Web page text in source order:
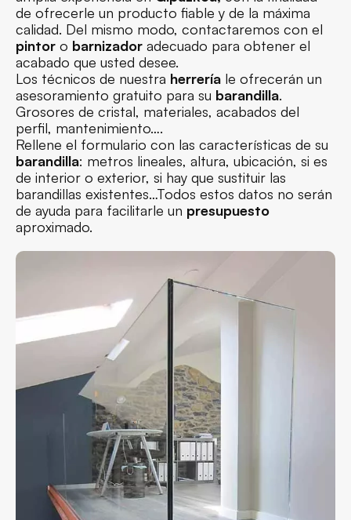
de ofrecerle un producto fiable y de la máxima
calidad. Del mismo modo, contactaremos con el
pintor o barnizador adecuado para obtener el
acabado que usted desee.
Los técnicos de nuestra herrería le ofrecerán un
asesoramiento gratuito para su barandilla.
Grosores de cristal, materiales, acabados del
perfil, mantenimiento….
Rellene el formulario con las características de su
barandilla: metros lineales, altura, ubicación, si es
de interior o exterior, si hay que sustituir las
barandillas existentes…Todos estos datos no serán
de ayuda para facilitarle un presupuesto
aproximado.